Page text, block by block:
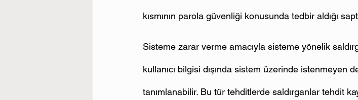
kısmının parola güvenliği konusunda tedbir aldığı
Sisteme zarar verme amacıyla sisteme yönelik
kullanıcı bilgisi dışında sistem üzerinde istenmeyen
tanımlanabilir. Bu tür tehditlerde saldırganlar tehdit